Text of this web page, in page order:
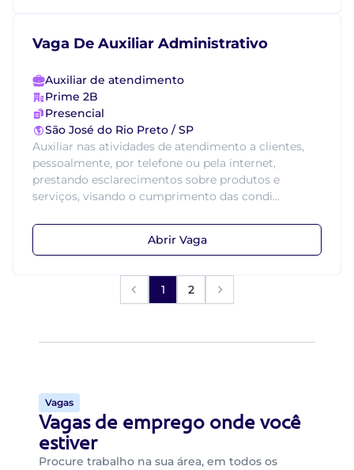
Vaga De Auxiliar Administrativo
Auxiliar de atendimento
Prime 2B
Presencial
São José do Rio Preto / SP
Auxiliar nas atividades de atendimento a clientes,
pessoalmente, por telefone ou pela internet,
prestando esclarecimentos sobre produtos e
serviços, visando o cumprimento das condi...
Abrir Vaga
1 2
Vagas
Vagas de emprego onde você
estiver
Procure trabalho na sua área, em todos os